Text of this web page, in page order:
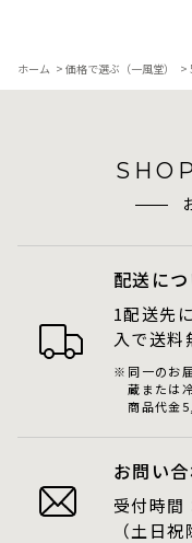
ホーム > 価格で選ぶ（一風堂） >
配送に
1配送先
入で送料
同一のお
蔵または
商品代金
お問い
受付時間
（土日祝